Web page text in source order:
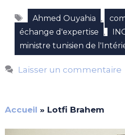
Étiquettes
Ahmed Ouyahia ,
échange d'expertise ,
ministre tunisien de
Laisser un commentaire
Accueil » Lotfi Brahem